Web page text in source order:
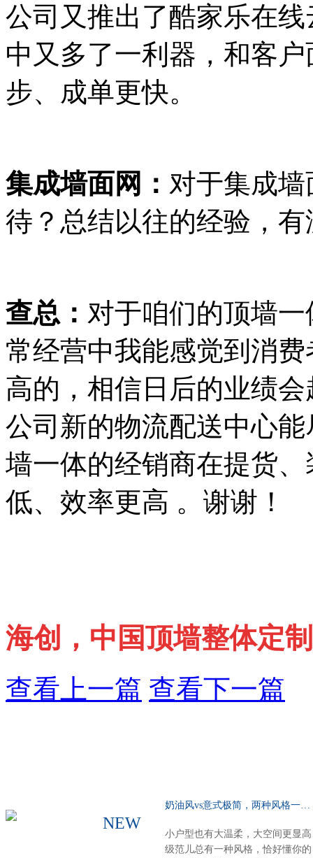
公司又推出了酷家乐在
中又多了一利器，和客
步、成单更快。
集成墙面网： 对于集成
待？总结以往的经验，
查总： 对于咱们的顶墙
常经营中我能感觉到消
高的，相信日后的业绩
公司新的物流配送中心
墙一体的经销商在提货
低、效率更高 。谢谢！
海创，中国顶墙整体定
查看上一篇 查看下一篇
NEW
小户型也有大温柔，大空间更显高
级范儿总有一种风格，恰好懂你的